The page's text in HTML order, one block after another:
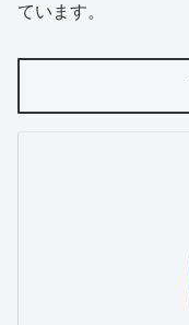
ています。